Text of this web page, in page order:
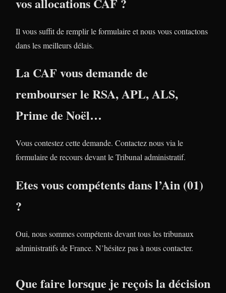
Il vous suffit de remplir le formulaire et nous vous contactons
dans les meilleurs délais.
La CAF vous demande de
rembourser le RSA, APL, ALS,
Prime de Noël…
Vous contestez cette demande. Contactez nous via le
formulaire de recours devant le Tribunal administratif.
Etes vous compétents dans l’Ain (01)
?
Oui, nous sommes compétents devant tous les tribunaux
administratifs de France. N’hésitez pas à nous contacter.
Que faire lorsque je reçois la décision